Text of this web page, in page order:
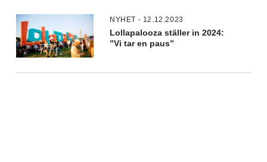
NYHET - 12.12.2023
Lollapalooza ställer in 2024:
”Vi tar en paus”